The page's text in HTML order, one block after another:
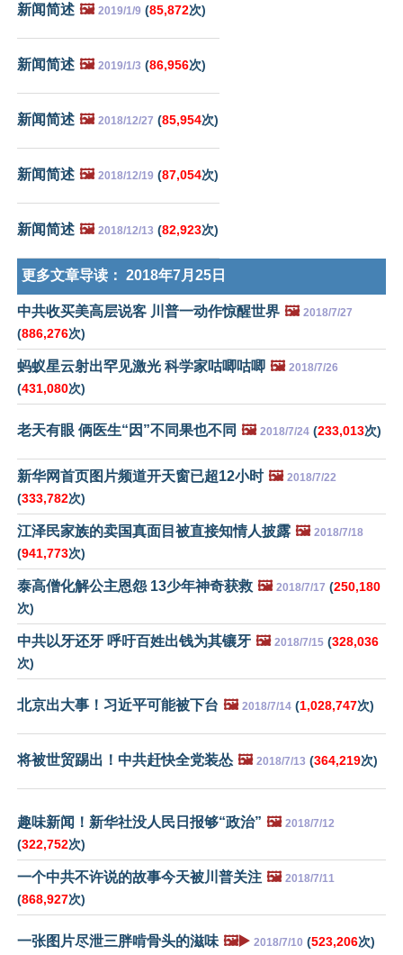
新闻简述 🖼️ 2019/1/9 (85,872次)
新闻简述 🖼️ 2019/1/3 (86,956次)
新闻简述 🖼️ 2018/12/27 (85,954次)
新闻简述 🖼️ 2018/12/19 (87,054次)
新闻简述 🖼️ 2018/12/13 (82,923次)
更多文章导读： 2018年7月25日
中共收买美高层说客 川普一动作惊醒世界 🖼️ 2018/7/27
(886,276次)
蚂蚁星云射出罕见激光 科学家咕唧咕唧 🖼️ 2018/7/26
(431,080次)
老天有眼 俩医生“因”不同果也不同 🖼️ 2018/7/24 (233,013次)
新华网首页图片频道开天窗已超12小时 🖼️ 2018/7/22
(333,782次)
江泽民家族的卖国真面目被直接知情人披露 🖼️ 2018/7/18
(941,773次)
泰高僧化解公主恩怨 13少年神奇获救 🖼️ 2018/7/17 (250,180
次)
中共以牙还牙 呼吁百姓出钱为其镶牙 🖼️ 2018/7/15 (328,036
次)
北京出大事！习近平可能被下台 🖼️ 2018/7/14 (1,028,747次)
将被世贸踢出！中共赶快全党装怂 🖼️ 2018/7/13 (364,219次)
趣味新闻！新华社没人民日报够“政治” 🖼️ 2018/7/12
(322,752次)
一个中共不许说的故事今天被川普关注 🖼️ 2018/7/11
(868,927次)
一张图片尽泄三胖啃骨头的滋味 🖼️▶️ 2018/7/10 (523,206次)